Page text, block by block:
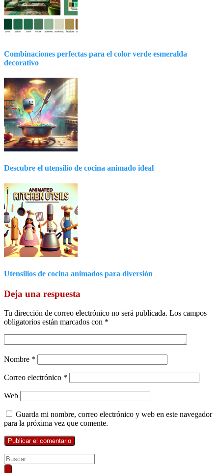
Combinaciones perfectas para el color verde esmeralda
decorativo
Descubre el utensilio de cocina animado ideal
Utensilios de cocina animados para diversión
Deja una respuesta
Tu dirección de correo electrónico no será publicada. Los campos
obligatorios están marcados con *
Nombre *
Correo electrónico *
Web
Guarda mi nombre, correo electrónico y web en este navegador
para la próxima vez que comente.